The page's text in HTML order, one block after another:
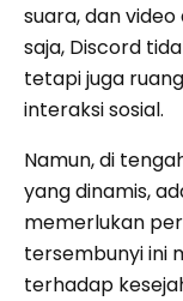
suara, dan
saja, Discord
tetapi juga
interaksi sosial.
Namun, di
yang dinamis,
memerlukan
tersembunyi ini
terhadap